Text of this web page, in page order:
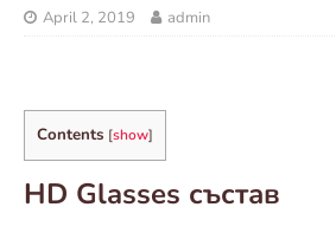
April 2, 2019 admin
Contents [show]
HD Glasses състав